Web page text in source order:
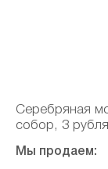
Серебряная
собор, 3
Мы продаем: